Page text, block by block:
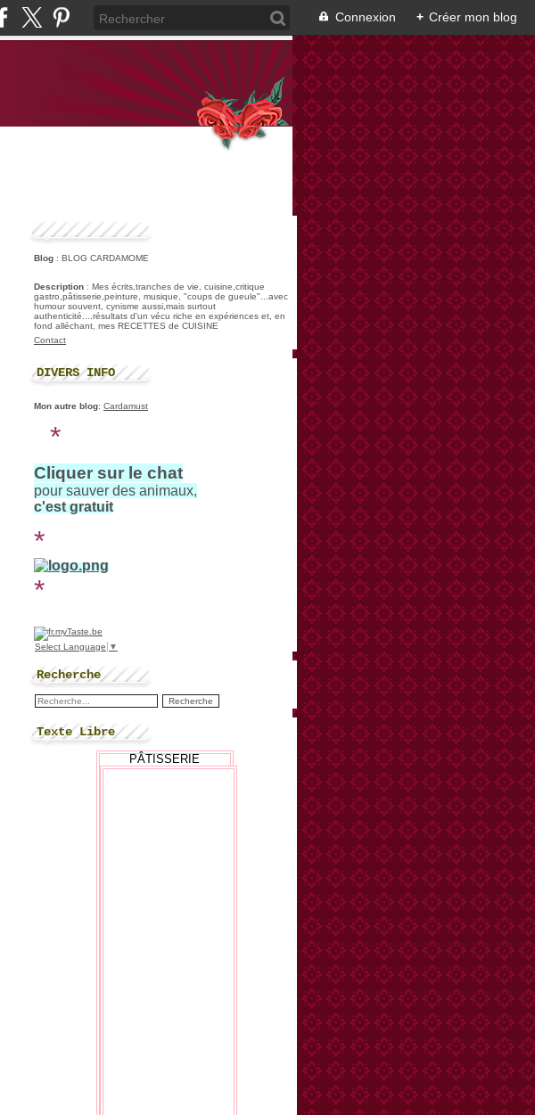
Connexion + Créer mon blog
Blog : BLOG CARDAMOME
Description : Mes écrits,tranches de vie, cuisine,critique
gastro,pâtisserie,peinture, musique, "coups de gueule"...avec
humour souvent, cynisme aussi,mais surtout
authenticité....résultats d'un vécu riche en expériences et, en
fond alléchant, mes RECETTES de CUISINE
Contact
DIVERS INFO
Mon autre blog: Cardamust
*
Cliquer sur le chat
pour sauver des animaux,
c'est gratuit
*
*
Select Language ▼
Recherche
Texte Libre
PÂTISSERIE